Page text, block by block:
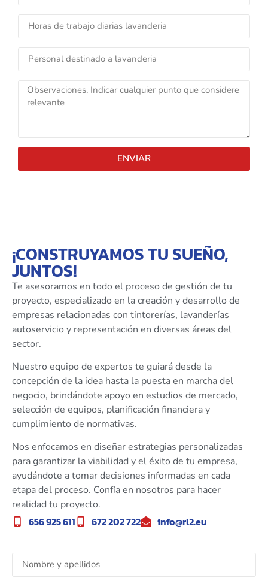
ENVIAR
¡CONSTRUYAMOS TU SUEÑO,
JUNTOS!
Te asesoramos en todo el proceso de gestión de tu
proyecto, especializado en la creación y desarrollo de
empresas relacionadas con tintorerías, lavanderías
autoservicio y representación en diversas áreas del
sector.
Nuestro equipo de expertos te guiará desde la
concepción de la idea hasta la puesta en marcha del
negocio, brindándote apoyo en estudios de mercado,
selección de equipos, planificación financiera y
cumplimiento de normativas.
Nos enfocamos en diseñar estrategias personalizadas
para garantizar la viabilidad y el éxito de tu empresa,
ayudándote a tomar decisiones informadas en cada
etapa del proceso. Confía en nosotros para hacer
realidad tu proyecto.
656 925 611 672 202 722 info@rl2.eu